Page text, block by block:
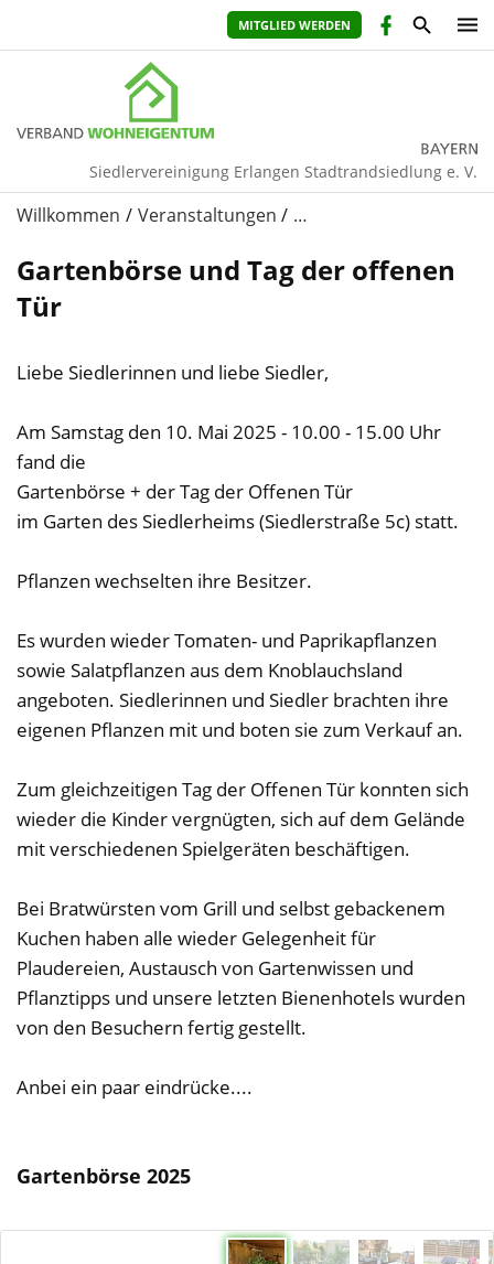
MITGLIED WERDEN
Siedlervereinigung Erlangen Stadtrandsiedlung e. V.
Willkommen Veranstaltungen …
Gartenbörse und Tag der offenen
Tür
Liebe Siedlerinnen und liebe Siedler,
Am Samstag den 10. Mai 2025 - 10.00 - 15.00 Uhr
fand die
Gartenbörse + der Tag der Offenen Tür
im Garten des Siedlerheims (Siedlerstraße 5c) statt.
Pflanzen wechselten ihre Besitzer.
Es wurden wieder Tomaten- und Paprikapflanzen
sowie Salatpflanzen aus dem Knoblauchsland
angeboten. Siedlerinnen und Siedler brachten ihre
eigenen Pflanzen mit und boten sie zum Verkauf an.
Zum gleichzeitigen Tag der Offenen Tür konnten sich
wieder die Kinder vergnügten, sich auf dem Gelände
mit verschiedenen Spielgeräten beschäftigen.
Bei Bratwürsten vom Grill und selbst gebackenem
Kuchen haben alle wieder Gelegenheit für
Plaudereien, Austausch von Gartenwissen und
Pflanztipps und unsere letzten Bienenhotels wurden
von den Besuchern fertig gestellt.
Anbei ein paar eindrücke....
Gartenbörse 2025